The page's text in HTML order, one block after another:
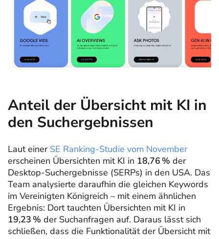
Anteil der Übersicht mit KI in
den Suchergebnissen
Laut einer SE Ranking-Studie vom November
erscheinen Übersichten mit KI in 18,76 % der
Desktop-Suchergebnisse (SERPs) in den USA. Das
Team analysierte daraufhin die gleichen Keywords
im Vereinigten Königreich – mit einem ähnlichen
Ergebnis: Dort tauchten Übersichten mit KI in
19,23 % der Suchanfragen auf. Daraus lässt sich
schließen, dass die Funktionalität der Übersicht mit